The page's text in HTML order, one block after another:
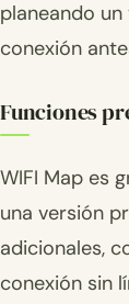
planeando
conexión
Funciones
WIFI Map es
una versión
adicionales,
conexión sin